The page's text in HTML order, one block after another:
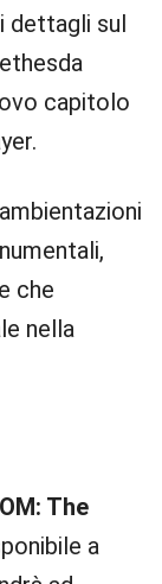
dettagli sul
capitolo
che
nella
The
a